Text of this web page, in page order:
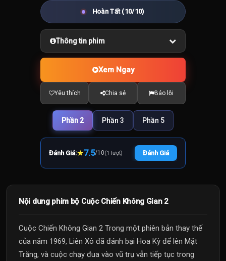
Hoàn Tất (10/10)
Thông tin phim
Xem Ngay
Yêu thích Chia sẻ Báo lỗi
Phần 2 Phần 3 Phần 5
Đánh Giá:★7.5/10(1 lượt) Đánh Giá
Nội dung phim bộ Cuộc Chiến Không Gian 2
Cuộc Chiến Không Gian 2 Trong một phiên bản thay thế
của năm 1969, Liên Xô đã đánh bại Hoa Kỳ để lên Mặt
Trăng, và cuộc chạy đua vào vũ trụ vẫn tiếp tục trong